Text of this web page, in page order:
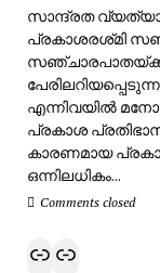
സാന്ദ്രത
പ്രകാശരശ്‌മി
എന്നിവയിൽ
പ്രകാശ
കാരണമായ
ഒന്നിലധികം...
Comments closed
Link